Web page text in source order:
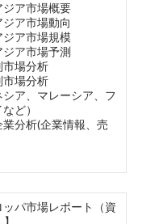
ジア市場概要
ア市場動向
ジア市場規模
ジア市場予測
市場分析
市場分析
シア、マレーシア、フ
ど）
分析(企業情報、売
ッパ市場レポート（資